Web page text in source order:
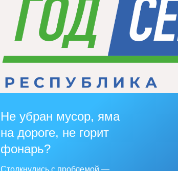
Не убран мусор, яма
на дороге, не горит
фонарь?
Столкнулись с проблемой —